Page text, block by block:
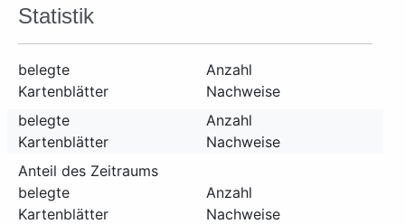
Statistik
belegte
Kartenblätter
Anzahl
Nachweise
belegte
Kartenblätter
Anzahl
Nachweise
Anteil des Zeitraums
belegte
Kartenblätter
Anzahl
Nachweise